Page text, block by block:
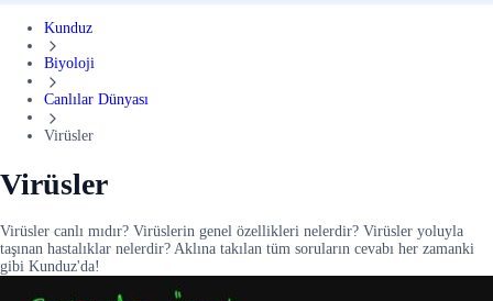
Kunduz
Biyoloji
Canlılar Dünyası
Virüsler
Virüsler
Virüsler canlı mıdır? Virüslerin genel özellikleri nelerdir? Virüsler yoluyla
taşınan hastalıklar nelerdir? Aklına takılan tüm soruların cevabı her zamanki
gibi Kunduz'da!